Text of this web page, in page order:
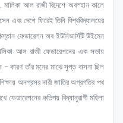
আল রাজী বিদেশে অবস্হান কালে
এবং দেশে ফিরেই তিনি বিশ্ববিদ্যালয়ের
ফেডারেশন অব ইউনিভার্সিটি উইমেন
আল রাজী ফেডারেশনের এক সভায়
কারণ তাঁর মনের মাঝে সুপ্ত বাসনা ছিল
অনগ্রসর নারী জাতির অগ্রগতির পথ
কতিপয় বিদ্যানুরাগী মহিলা